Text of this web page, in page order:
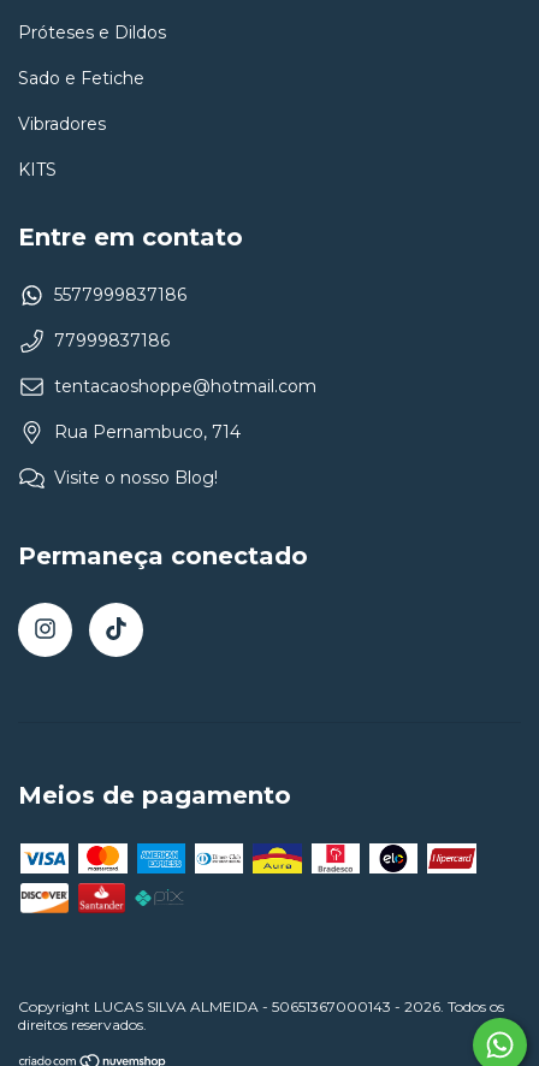
Próteses e Dildos
Sado e Fetiche
Vibradores
KITS
Entre em contato
5577999837186
77999837186
tentacaoshoppe@hotmail.com
Rua Pernambuco, 714
Visite o nosso Blog!
Permaneça conectado
Meios de pagamento
Copyright LUCAS SILVA ALMEIDA - 50651367000143 - 2026. Todos os
direitos reservados.